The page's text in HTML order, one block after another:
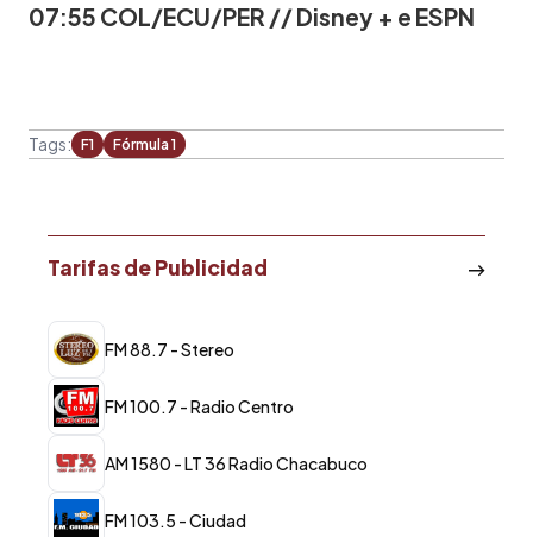
07:55 COL/ECU/PER // Disney + e ESPN
Tags: F1 Fórmula 1
Tarifas de Publicidad
FM 88.7 - Stereo
FM 100.7 - Radio Centro
AM 1580 - LT 36 Radio Chacabuco
FM 103.5 - Ciudad